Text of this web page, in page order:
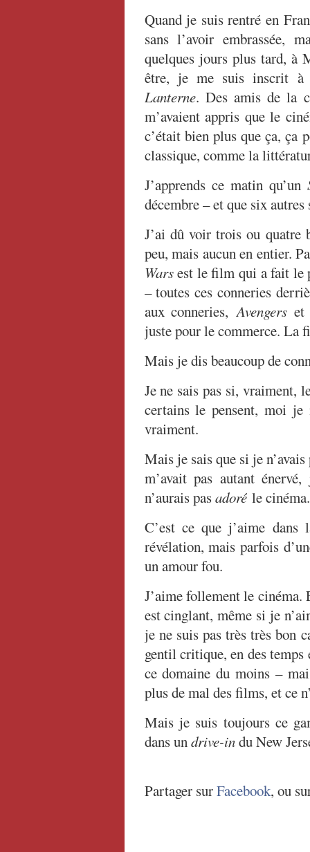
Quand je suis rentré en
sans l’avoir embrassée,
quelques jours plus tard, à
être, je me suis inscrit à
Lanterne. Des amis de la
m’avaient appris que le
c’était bien plus que ça, ça
classique, comme la
J’apprends ce matin qu’un
décembre – et que six
J’ai dû voir trois ou quatre
peu, mais aucun en entier.
Warsest le film qui a fait le
– toutes ces conneries
aux conneries,Avengerset
juste pour le commerce. La
Mais je dis beaucoup de
Je ne sais pas si, vraiment,
certains le pensent, moi
vraiment.
Mais je sais que si je
m’avait pas autant
n’aurais pasadoréle cinéma.
C’est ce que j’aime dans
révélation, mais parfois
un amour fou.
J’aime follement le
est cinglant, même si je
je ne suis pas très très bon
gentil critique, en des temps
ce domaine du moins –
plus de mal des films, et ce
Mais je suis toujours ce
dans undrive-indu New
Partager surFacebook, ou